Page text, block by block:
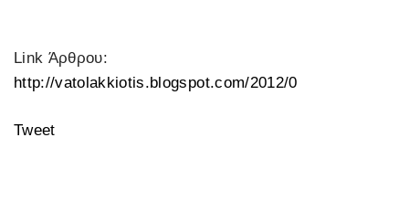
Link Άρθρου:
http://vatolakkiotis.blogspot.com/2012/0
Tweet